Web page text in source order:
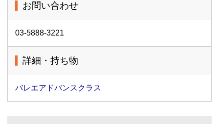
お問い合わせ
03-5888-3221
詳細・持ち物
バレエアドバンスクラス